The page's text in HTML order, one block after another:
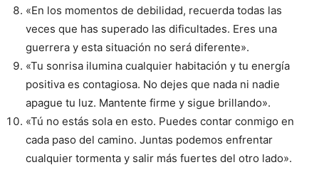
«En los momentos de debilidad, recuerda todas las
veces que has superado las dificultades. Eres una
guerrera y esta situación no será diferente».
«Tu sonrisa ilumina cualquier habitación y tu energía
positiva es contagiosa. No dejes que nada ni nadie
apague tu luz. Mantente firme y sigue brillando».
«Tú no estás sola en esto. Puedes contar conmigo en
cada paso del camino. Juntas podemos enfrentar
cualquier tormenta y salir más fuertes del otro lado».